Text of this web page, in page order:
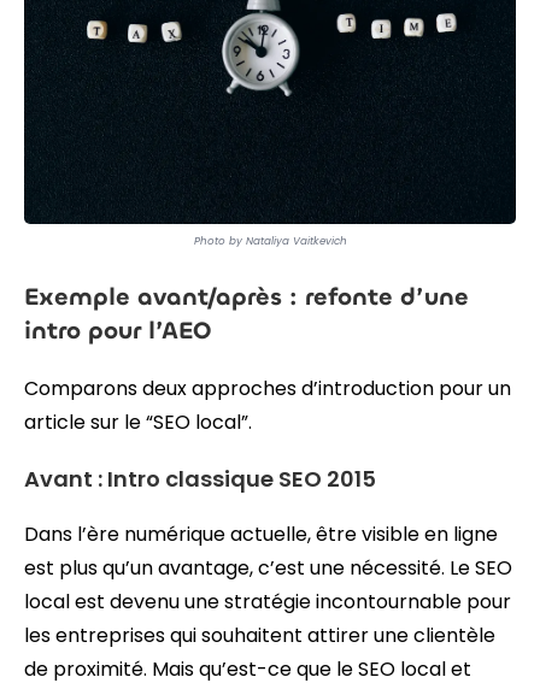
Photo by Nataliya Vaitkevich
Exemple avant/après : refonte d’une
intro pour l’AEO
Comparons deux approches d’introduction pour un
article sur le “SEO local”.
Avant : Intro classique SEO 2015
Dans l’ère numérique actuelle, être visible en ligne
est plus qu’un avantage, c’est une nécessité. Le SEO
local est devenu une stratégie incontournable pour
les entreprises qui souhaitent attirer une clientèle
de proximité. Mais qu’est-ce que le SEO local et